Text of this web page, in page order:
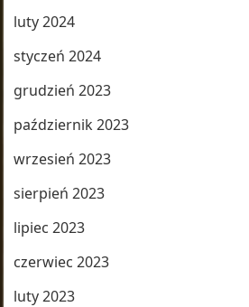
luty 2024
styczeń 2024
grudzień 2023
październik 2023
wrzesień 2023
sierpień 2023
lipiec 2023
czerwiec 2023
luty 2023